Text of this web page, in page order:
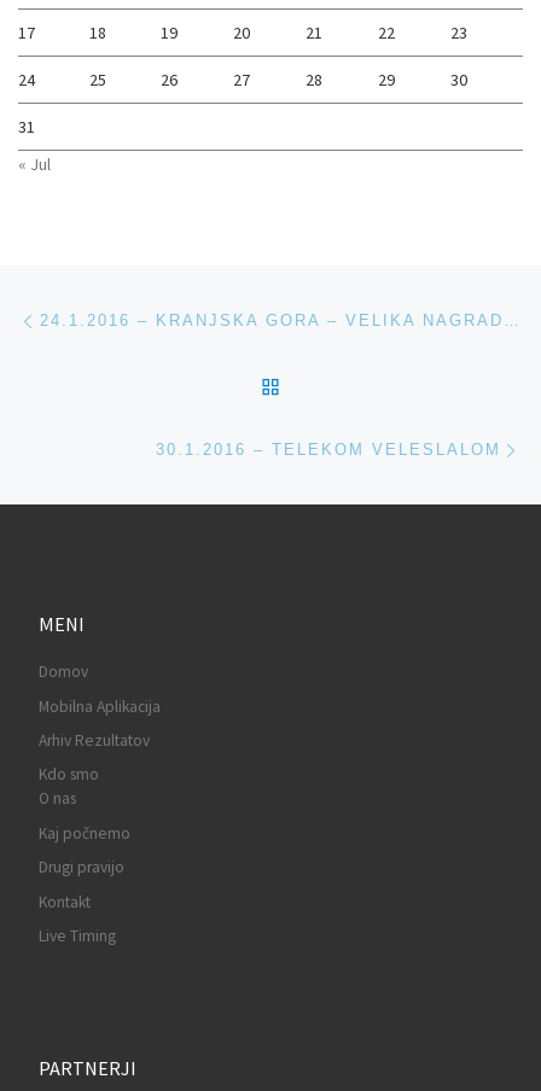
17 18 19 20 21 22 23
24 25 26 27 28 29 30
31
« Jul
Navigacija med prispevki 24.1.2016 – KRANJSKA GORA – VELIKA NAGRADA RAUCH – VELESLALOM U14
30.1.2016 – TELEKOM VELESLALOM
MENI
Domov
Mobilna Aplikacija
Arhiv Rezultatov
Kdo smo
O nas
Kaj počnemo
Drugi pravijo
Kontakt
Live Timing
PARTNERJI